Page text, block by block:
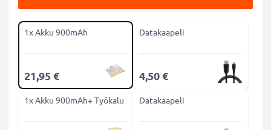
1x Akku 900mAh
21,95 €
Datakaapeli
4,50 €
1x Akku 900mAh+ Työkalu Datakaapeli